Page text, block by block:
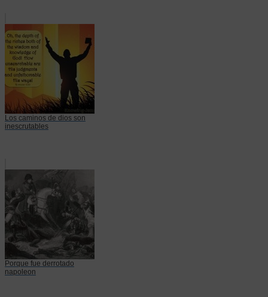
Los caminos de dios son
inescrutables
Porque fue derrotado
napoleon